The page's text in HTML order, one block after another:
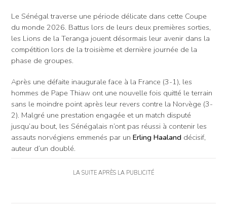
Le Sénégal traverse une période délicate dans cette Coupe
du monde 2026. Battus lors de leurs deux premières sorties,
les Lions de la Teranga jouent désormais leur avenir dans la
compétition lors de la troisième et dernière journée de la
phase de groupes.
Après une défaite inaugurale face à la France (3-1), les
hommes de Pape Thiaw ont une nouvelle fois quitté le terrain
sans le moindre point après leur revers contre la Norvège (3-
2). Malgré une prestation engagée et un match disputé
jusqu’au bout, les Sénégalais n’ont pas réussi à contenir les
assauts norvégiens emmenés par un Erling Haaland décisif,
auteur d’un doublé.
LA SUITE APRÈS LA PUBLICITÉ